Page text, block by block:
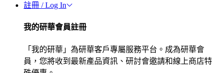
註冊 / Log In
我的研華會員註冊
「我的研華」為研華客戶專屬服務平台。成為研華會
員，您將收到最新產品資訊、研討會邀請和線上商店特